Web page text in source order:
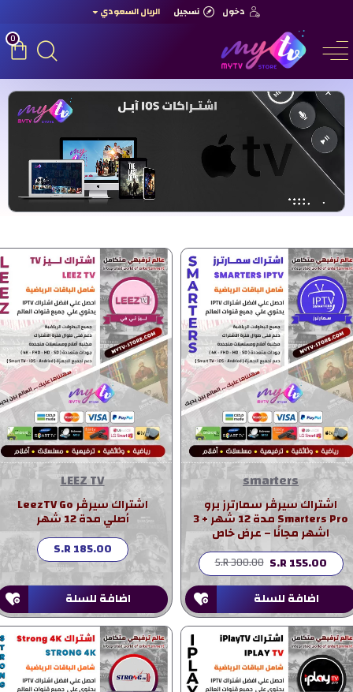
دخول تسجيل
الريال السعودي
0
smarters
اشتراك سيرڤر سمارترز برو
Smarters Pro مدة 12 شهر + 3
اشهر مجانًا – عرض خاص
S.R 155.00
S.R 300.00
اضافة للسلة
LEEZ TV
اشتراك سيرڤر LeezTV Go
أصلي مدة 12 شهر
S.R 185.00
اضافة للسلة